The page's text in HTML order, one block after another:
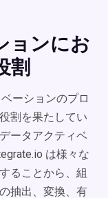
ョンにお
割
ーションのプロ
割を果たしてい
ータアクティベ
は様々な
ることから、組
抽出、変換、有